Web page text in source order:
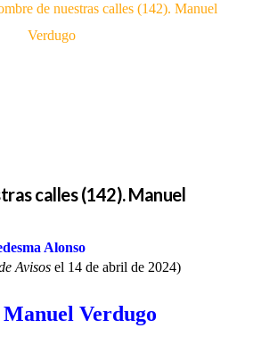
de nuestras calles (142). Manuel
Verdugo
calles (142). Manuel
Alonso
Avisos el 14 de abril de 2024)
Verdugo